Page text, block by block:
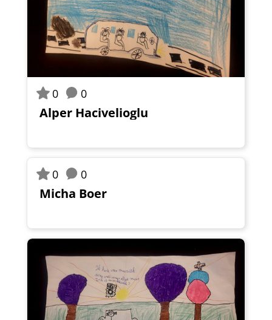
0 0
Alper Hacivelioglu
0 0
Micha Boer